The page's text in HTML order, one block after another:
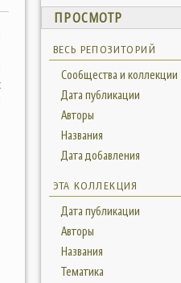
ПРОСМОТР
ВЕСЬ РЕПОЗИТОРИЙ
Сообщества и коллекции
Дата публикации
Авторы
Названия
Дата добавления
ЭТА КОЛЛЕКЦИЯ
Дата публикации
Авторы
Названия
Тематика